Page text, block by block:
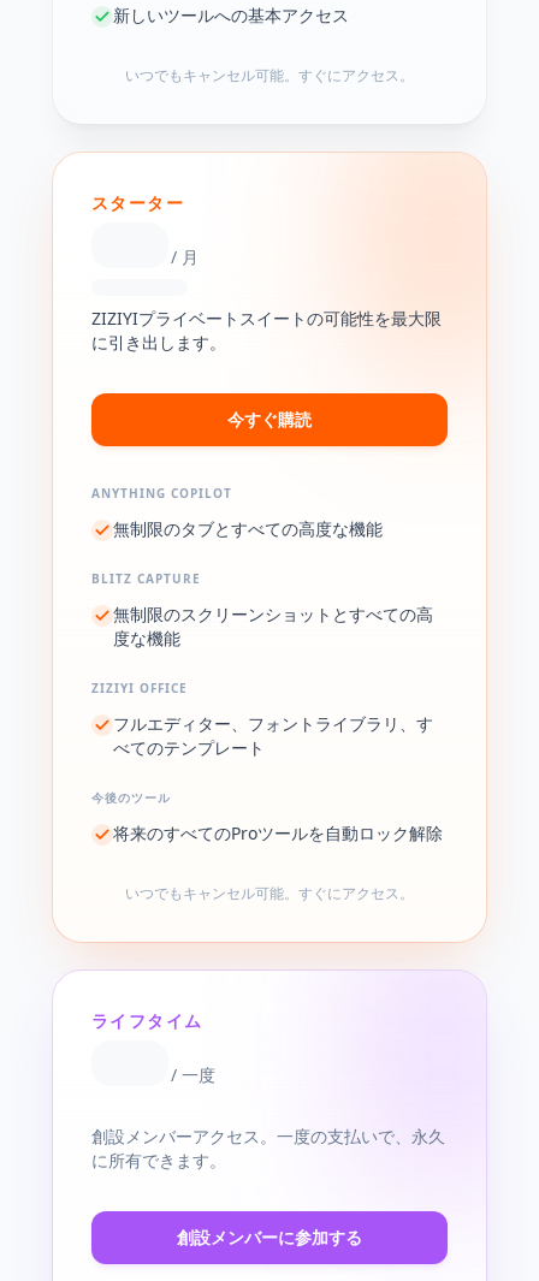
新しいツールへの基本アクセス
いつでもキャンセル可能。すぐにアクセス。
スターター
/ 月
ZIZIYIプライベートスイートの可能性を最大限
に引き出します。
今すぐ購読
ANYTHING COPILOT
無制限のタブとすべての高度な機能
BLITZ CAPTURE
無制限のスクリーンショットとすべての高
度な機能
ZIZIYI OFFICE
フルエディター、フォントライブラリ、す
べてのテンプレート
今後のツール
将来のすべてのProツールを自動ロック解除
いつでもキャンセル可能。すぐにアクセス。
ライフタイム
/ 一度
創設メンバーアクセス。一度の支払いで、永久
に所有できます。
創設メンバーに参加する